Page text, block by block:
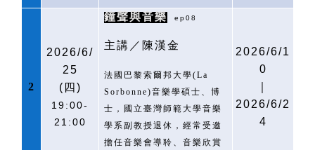
2
2026/6/
25
( 四)
19:00-
21:00
鐘聲與音樂 ep08
主講／陳漢金
法國巴黎索爾邦大學(La
Sorbonne)音樂學碩士、博
士，國立臺灣師範大學音樂
學系副教授退休，經常受邀
擔任音樂會導聆、音樂欣賞
2026/6/1
0
2026/6/2
4